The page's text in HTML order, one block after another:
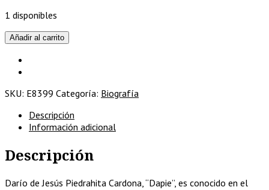
1 disponibles
El
otro...rincón:
verdadera
cantidad
Añadir al carrito
SKU: E8399 Categoría: Biografía
Descripción
Información adicional
Descripción
Darío de Jesús Piedrahita Cardona, “Dapie”, es conocido en el